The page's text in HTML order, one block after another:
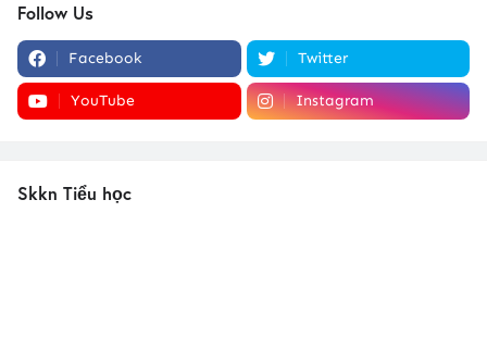
Follow Us
Facebook Twitter
YouTube Instagram
Skkn Tiểu học